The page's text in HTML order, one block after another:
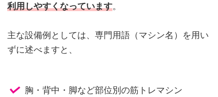
利用しやすくなっています。
主な設備例としては、専門用語（マシン名）を用い
ずに述べますと、
胸・背中・脚など部位別の筋トレマシン